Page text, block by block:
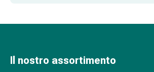
Disturbi
Disturbi
Il nostro assortimento